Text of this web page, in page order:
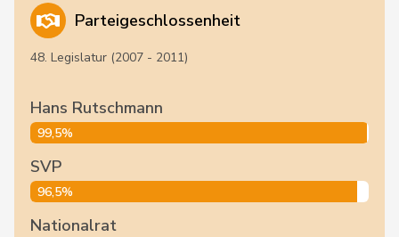
Parteigeschlossenheit
48. Legislatur (2007 - 2011)
Hans Rutschmann
99,5%
SVP
96,5%
Nationalrat